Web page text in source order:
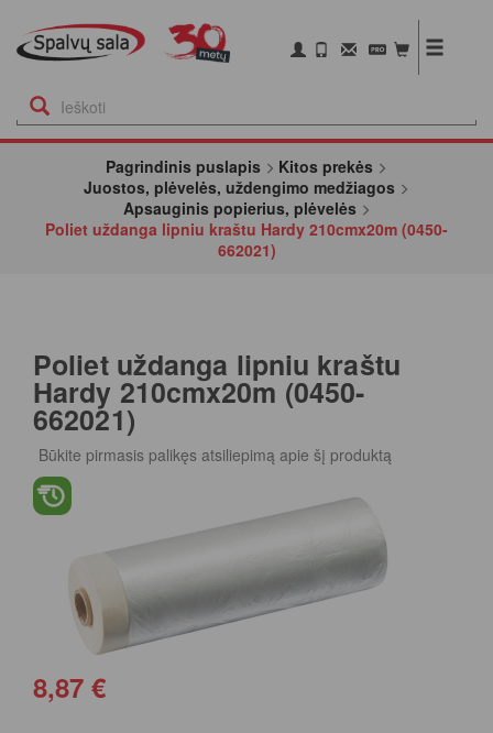
Pagrindinis puslapis
Kitos prekės
Juostos, plėvelės, uždengimo medžiagos
Apsauginis popierius, plėvelės
Poliet uždanga lipniu kraštu Hardy 210cmx20m (0450-
662021)
Poliet uždanga lipniu kraštu
Hardy 210cmx20m (0450-
662021)
Būkite pirmasis palikęs atsiliepimą apie šį produktą
8,87 €